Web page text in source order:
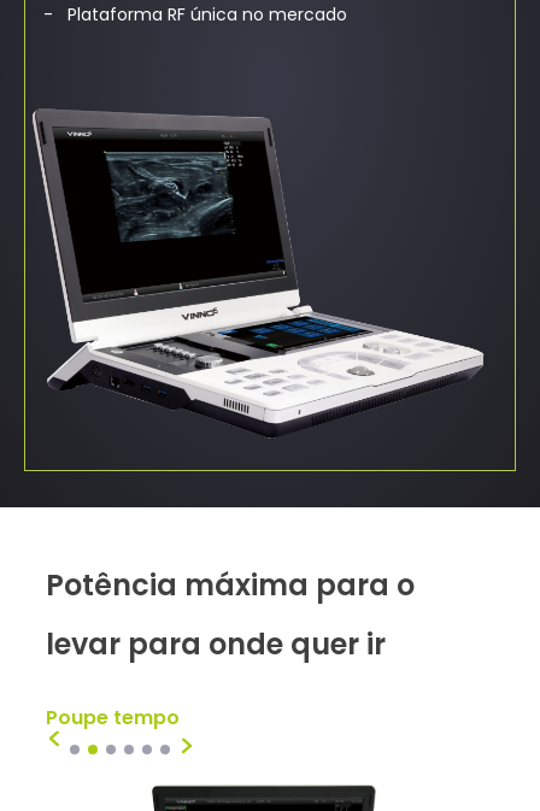
Plataforma RF única no mercado
Potência máxima para o
levar para onde quer ir
Poupe tempo
1 2 3 4 5 6